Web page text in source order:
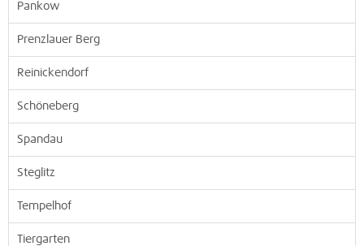
Pankow
Prenzlauer Berg
Reinickendorf
Schöneberg
Spandau
Steglitz
Tempelhof
Tiergarten